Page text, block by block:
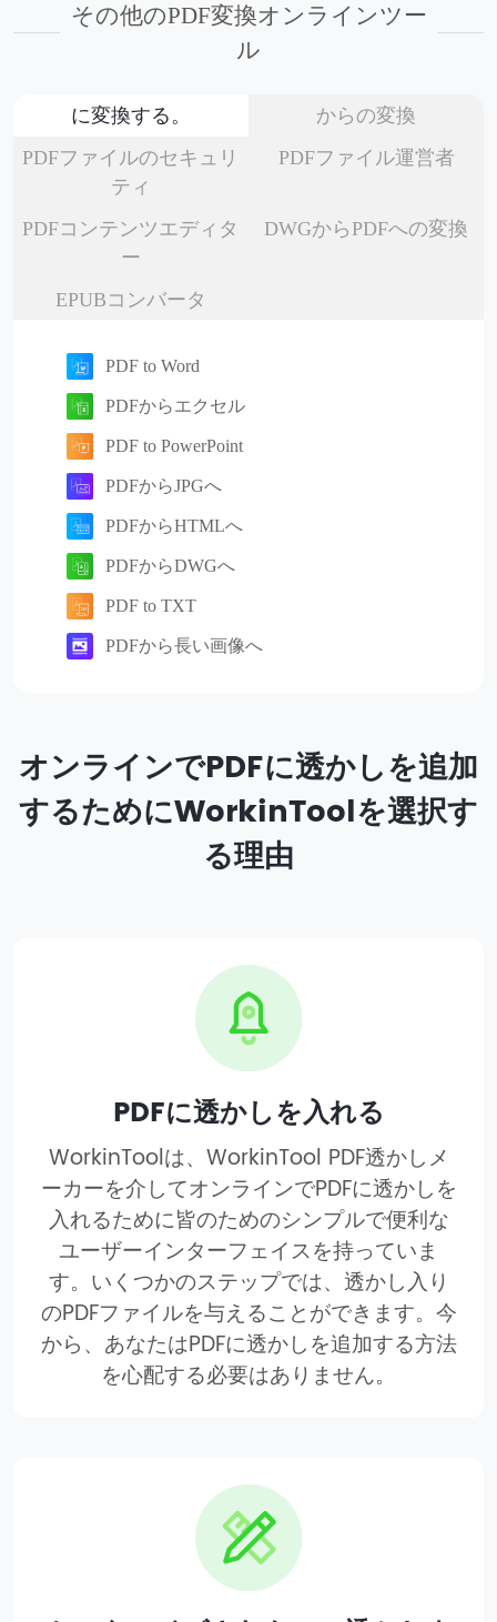
その他のPDF変換オンラインツー
ル
に変換する。
からの変換
PDFファイルのセキュリ
ティ
PDFファイル運営者
PDFコンテンツエディタ
ー
DWGからPDFへの変換
EPUBコンバータ
PDF to Word
PDFからエクセル
PDF to PowerPoint
PDFからJPGへ
PDFからHTMLへ
PDFからDWGへ
PDF to TXT
PDFから長い画像へ
オンラインでPDFに透かしを追加
するためにWorkinToolを選択す
る理由
PDFに透かしを入れる
WorkinToolは、WorkinTool PDF透かしメ
ーカーを介してオンラインでPDFに透かしを
入れるために皆のためのシンプルで便利な
ユーザーインターフェイスを持っていま
す。いくつかのステップでは、透かし入り
のPDFファイルを与えることができます。今
から、あなたはPDFに透かしを追加する方法
を心配する必要はありません。